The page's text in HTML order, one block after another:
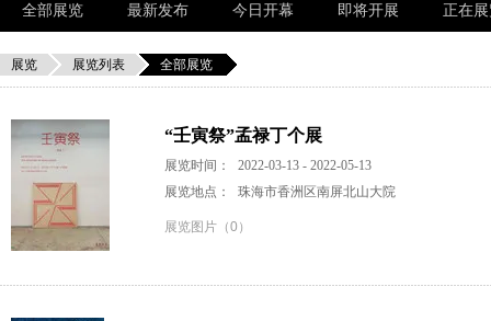
全部展览 最新发布 今日开幕 即将开展 正在
展览 展览列表 全部展览
“壬寅祭”孟禄丁个展
展览时间：
2022-03-13 - 2022-05-13
展览地点：
珠海市香洲区南屏北山大院
展览图片（0）